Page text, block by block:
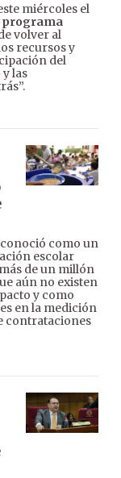
miércoles el
programa
volver al
recursos y
del
y las
como un
escolar
de un millón
aún no existen
y como
en la medición
contrataciones